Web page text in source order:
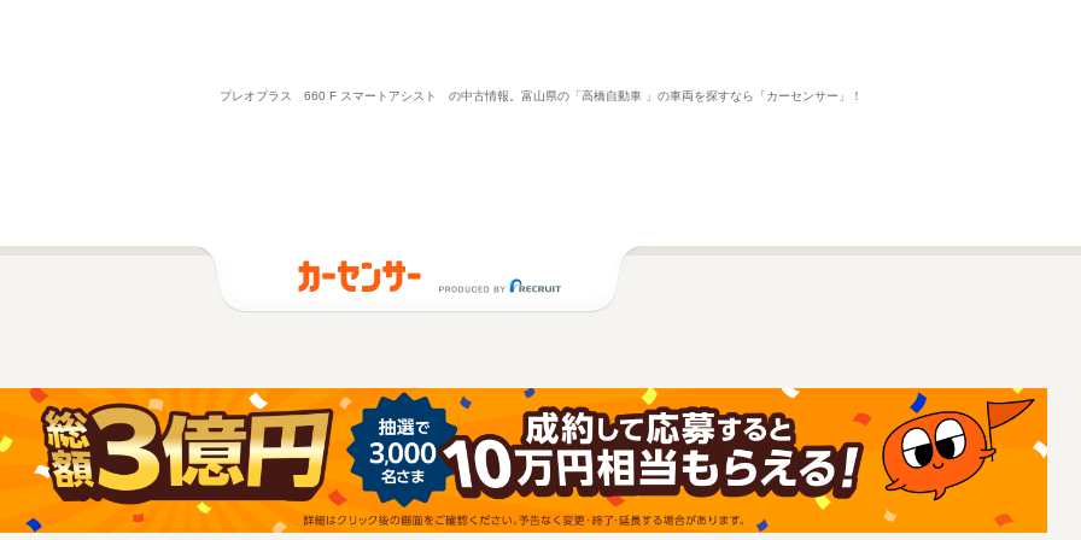
プレオプラス 660 F スマートアシスト の中古情報。富山県の「高橋自動車 」の車両を探すなら「カーセンサー」！